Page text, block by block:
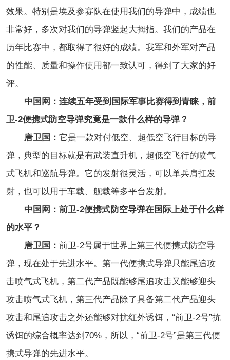
效果。特别是埃及参赛队在使用我们的导弹中，成绩也
非常好，多次对我们的导弹竖起大拇指。我们的产品在
历年比赛中，都取得了很好的成绩。我军和外军对产品
的性能、质量和操作使用都一致认可，得到了大家的好
评。
中国网：连续五年受到国际军事比赛得到青睐 ，前
卫-2便携式防空导弹究竟是一款什么样的导弹？
唐卫国： 它是一款对付低空、超低空飞行目标的导
弹，典型的目标就是有武装直升机，超低空飞行的喷气
式飞机和巡航导弹。它的发射很灵活，可以单兵肩扛发
射，也可以用于车载、舰载等多平台发射。
中国网：前卫-2便携式防空导弹在国际上处于什么样
的水平？
唐卫国： 前卫-2号属于世界上第三代便携式防空导
弹，现在处于先进水平。第一代便携式导弹只能尾追攻
击喷气式飞机，第二代产品既能够尾追攻击又能够迎头
攻击喷气式飞机，第三代产品除了具备第二代产品迎头
攻击和尾追攻击之外还能够对抗红外诱饵，“前卫-2号”抗
诱饵的综合概率达到70%，所以，“前卫-2号”是第三代便
携式导弹的先进水平。